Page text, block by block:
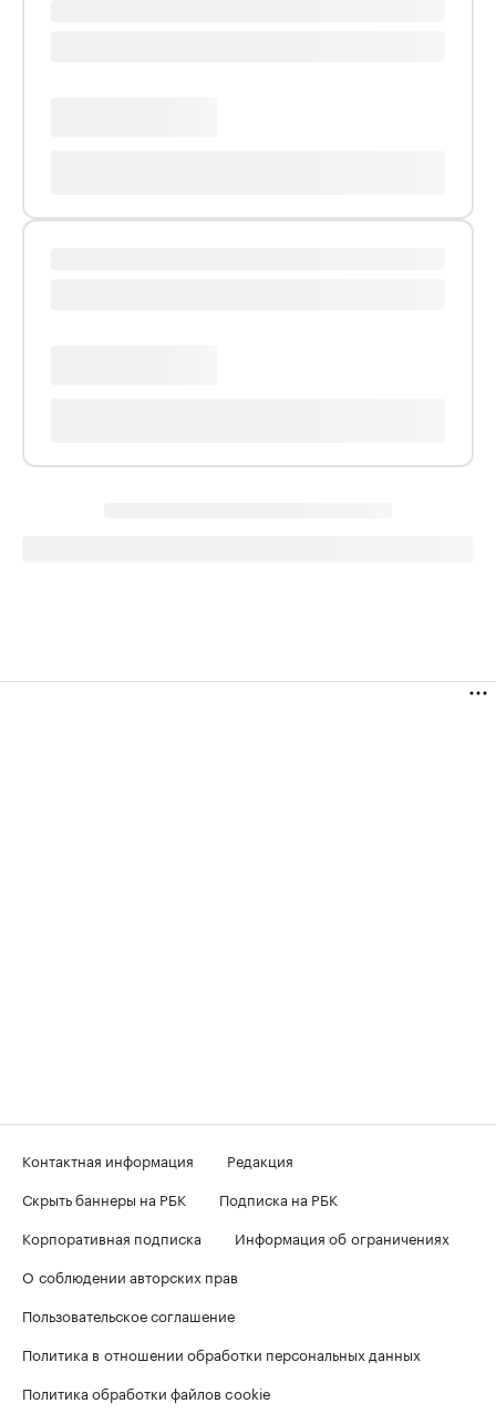
Контактная информация
Редакция
Скрыть баннеры на РБК
Подписка на РБК
Корпоративная подписка
Информация об ограничениях
О соблюдении авторских прав
Пользовательское соглашение
Политика в отношении обработки персональных данных
Политика обработки файлов cookie